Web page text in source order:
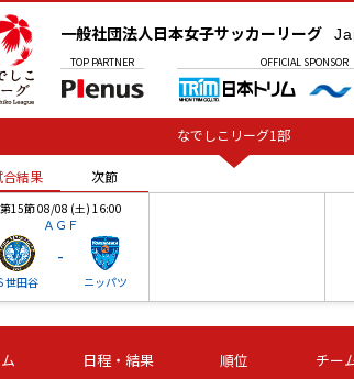
一般社団法人日本女子サッカーリーグ
TOP PARTNER OFFICIAL SPONSOR
なでしこリーグ1部
合結果 次節
第15節 08/08 (土) 16:00
ＡＧＦ
世田谷
-
ニッパツ
第16節 09/05 (土) 15:00
ニッパツ
第16節 09/05 (土) 15:00
石人の星
試合結果 次節
日程・結果 順位 チー